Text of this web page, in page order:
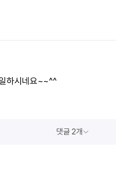
하시네요~~^^
댓글 2개